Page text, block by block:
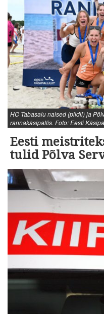
HC Tabasalu naised (pildil) ja
rannakäsipallis. Foto: Eesti
Eesti
tulid Põlva